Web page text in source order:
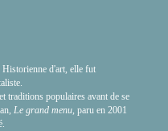
d'art, elle fut
traditions populaires avant de se
Le grand menu , paru en 2001